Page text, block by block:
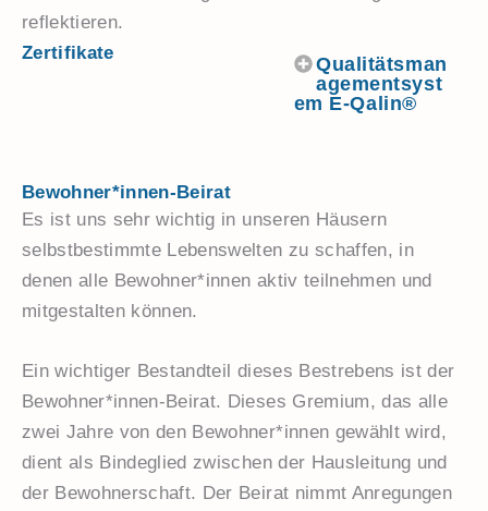
reflektieren.
Zertifikate
Qualitätsman
agementsyst
em E-Qalin®
Bewohner*innen-Beirat
Es ist uns sehr wichtig in unseren Häusern
selbstbestimmte Lebenswelten zu schaffen, in
denen alle Bewohner*innen aktiv teilnehmen und
mitgestalten können.
Ein wichtiger Bestandteil dieses Bestrebens ist der
Bewohner*innen-Beirat. Dieses Gremium, das alle
zwei Jahre von den Bewohner*innen gewählt wird,
dient als Bindeglied zwischen der Hausleitung und
der Bewohnerschaft. Der Beirat nimmt Anregungen